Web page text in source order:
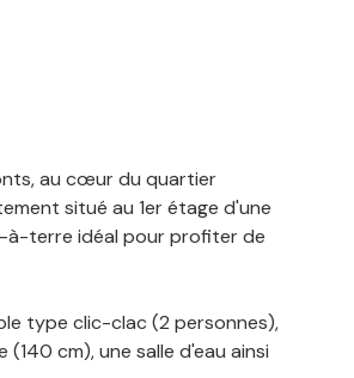
au cœur du quartier
situé au 1er étage d'une
à-terre idéal pour profiter de
type clic-clac (2 personnes),
cm), une salle d'eau ainsi